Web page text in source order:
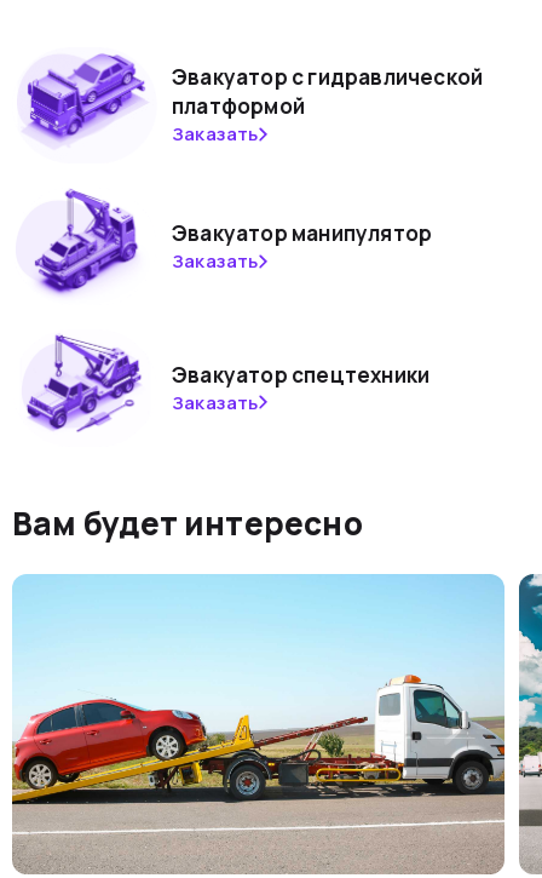
Эвакуатор с гидравлической
платформой
Заказать
Эвакуатор манипулятор
Заказать
Эвакуатор спецтехники
Заказать
Вам будет интересно